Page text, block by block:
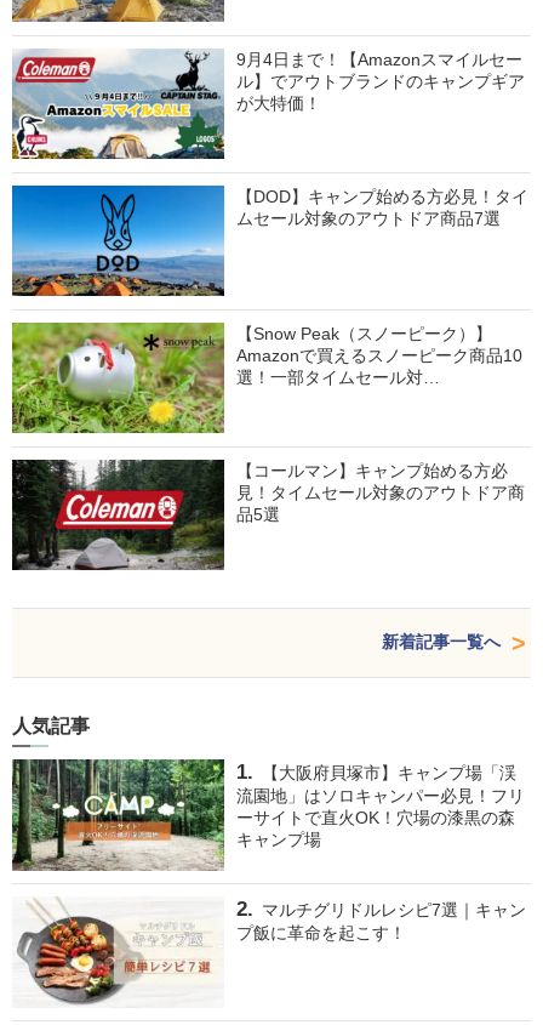
9月4日まで！【Amazonスマイルセー
ル】でアウトブランドのキャンプギア
が大特価！
【DOD】キャンプ始める方必見！タイ
ムセール対象のアウトドア商品7選
【Snow Peak（スノーピーク）】
Amazonで買えるスノーピーク商品10
選！一部タイムセール対…
【コールマン】キャンプ始める方必
見！タイムセール対象のアウトドア商
品5選
新着記事一覧へ
人気記事
【大阪府貝塚市】キャンプ場「渓
流園地」はソロキャンパー必見！フリ
ーサイトで直火OK！穴場の漆黒の森
キャンプ場
マルチグリドルレシピ7選｜キャン
プ飯に革命を起こす！